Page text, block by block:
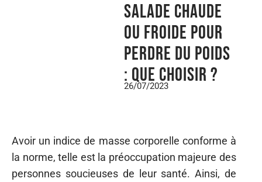
Salade chaude
ou froide pour
perdre du poids
: que choisir ?
26/07/2023
Avoir un indice de masse corporelle conforme à
la norme, telle est la préoccupation majeure des
personnes soucieuses de leur santé. Ainsi, de